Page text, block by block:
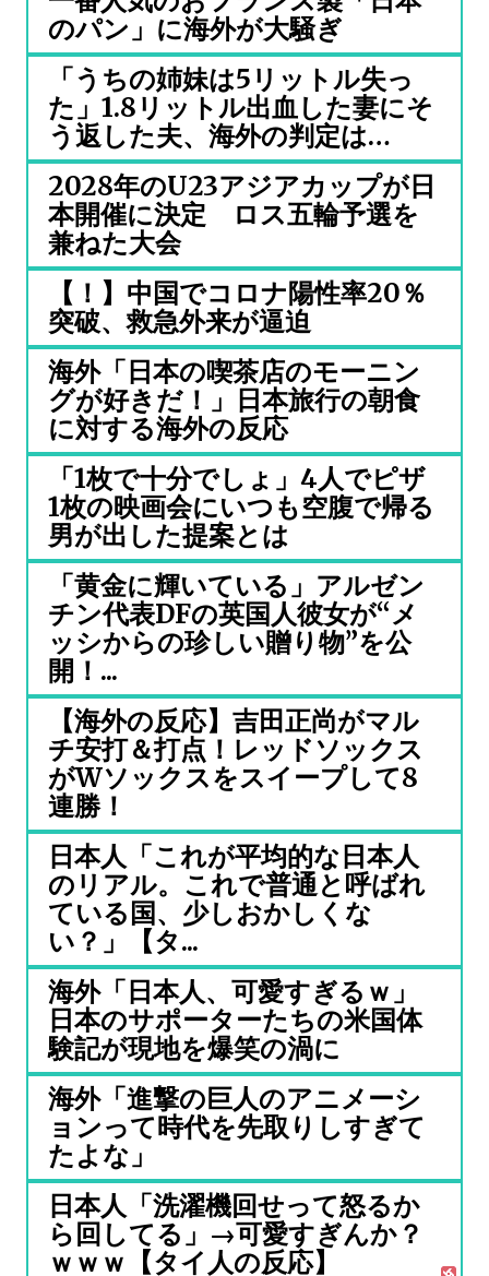
のパン」に海外が大騒ぎ
「うちの姉妹は5リットル失っ
た」1.8リットル出血した妻にそ
う返した夫、海外の判定は…
2028年のU23アジアカップが日
本開催に決定 ロス五輪予選を
兼ねた大会
【！】中国でコロナ陽性率20％
突破、救急外来が逼迫
海外「日本の喫茶店のモーニン
グが好きだ！」日本旅行の朝食
に対する海外の反応
「1枚で十分でしょ」4人でピザ
1枚の映画会にいつも空腹で帰る
男が出した提案とは
「黄金に輝いている」アルゼン
チン代表DFの英国人彼女が“メ
ッシからの珍しい贈り物”を公
開！...
【海外の反応】吉田正尚がマル
チ安打＆打点！レッドソックス
がWソックスをスイープして8
連勝！
日本人「これが平均的な日本人
のリアル。これで普通と呼ばれ
ている国、少しおかしくな
い？」【タ...
海外「日本人、可愛すぎるｗ」
日本のサポーターたちの米国体
験記が現地を爆笑の渦に
海外「進撃の巨人のアニメーシ
ョンって時代を先取りしすぎて
たよな」
日本人「洗濯機回せって怒るか
ら回してる」→可愛すぎんか？
ｗｗｗ【タイ人の反応】